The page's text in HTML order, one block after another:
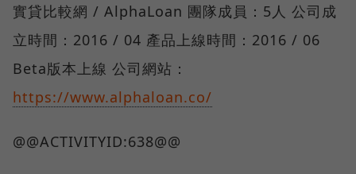
實貸比較網 / AlphaLoan 團隊成員：5人 公司成
立時間：2016 / 04 產品上線時間：2016 / 06
Beta版本上線 公司網站：
https://www.alphaloan.co/
@@ACTIVITYID:638@@